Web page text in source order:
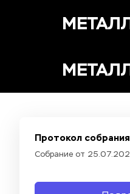
Протокол
Собрание от